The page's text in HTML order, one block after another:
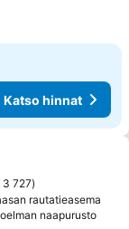
Katso hinnat
3 727
rautatieasema
naapurusto